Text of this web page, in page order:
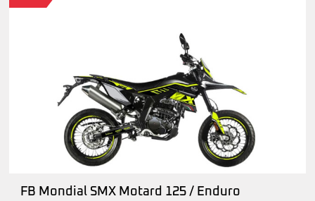
FB Mondial SMX Motard 125 / Enduro